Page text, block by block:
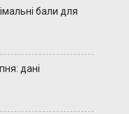
бали для
дані